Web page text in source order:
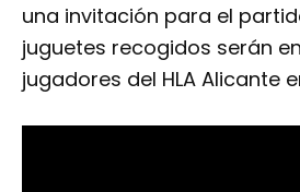
una invitación para el
juguetes recogidos serán
jugadores del HLA Alicante